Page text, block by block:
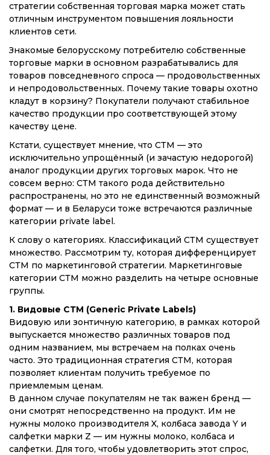
стратегии собственная торговая марка может стать
отличным инструментом повышения лояльности
клиентов сети.
Знакомые белорусскому потребителю собственные
торговые марки в основном разрабатывались для
товаров повседневного спроса — продовольственных
и непродовольственных. Почему такие товары охотно
кладут в корзину? Покупатели получают стабильное
качество продукции про соответствующей этому
качеству цене.
Кстати, существует мнение, что СТМ — это
исключительно упрощённый (и зачастую недорогой)
аналог продукции других торговых марок. Что не
совсем верно: СТМ такого рода действительно
распространены, но это не единственный возможный
формат — и в Беларуси тоже встречаются различные
категории private label.
К слову о категориях. Классификаций СТМ существует
множество. Рассмотрим ту, которая дифференцирует
СТМ по маркетинговой стратегии. Маркетинговые
категории СТМ можно разделить на четыре основные
группы.
1. Видовые СТМ (Generic Private Labels)
Видовую или зонтичную категорию, в рамках которой
выпускается множество различных товаров под
одним названием, мы встречаем на полках очень
часто. Это традиционная стратегия СТМ, которая
позволяет клиентам получить требуемое по
приемлемым ценам.
В данном случае покупателям не так важен бренд —
они смотрят непосредственно на продукт. Им не
нужны молоко производителя X, колбаса завода Y и
салфетки марки Z — им нужны молоко, колбаса и
салфетки. Для того, чтобы удовлетворить этот спрос,